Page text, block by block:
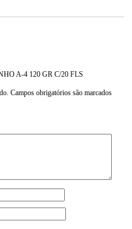
A-4 120 GR C/20 FLS
Campos obrigatórios são marcados